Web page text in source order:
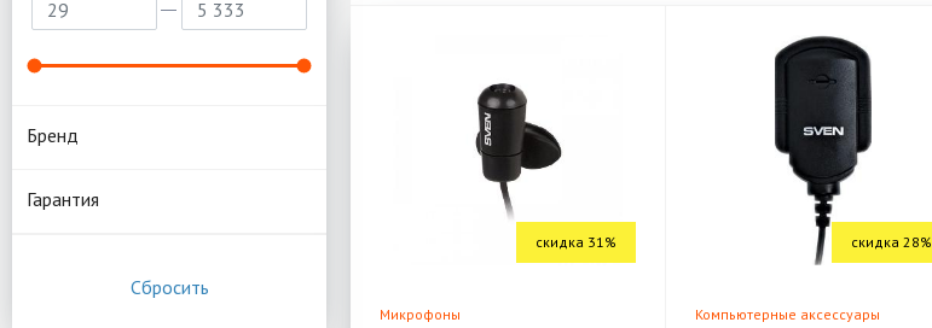
скидка 31%
Микрофоны
скидка 28%
Компьютерные аксессуары
Бренд
Гарантия